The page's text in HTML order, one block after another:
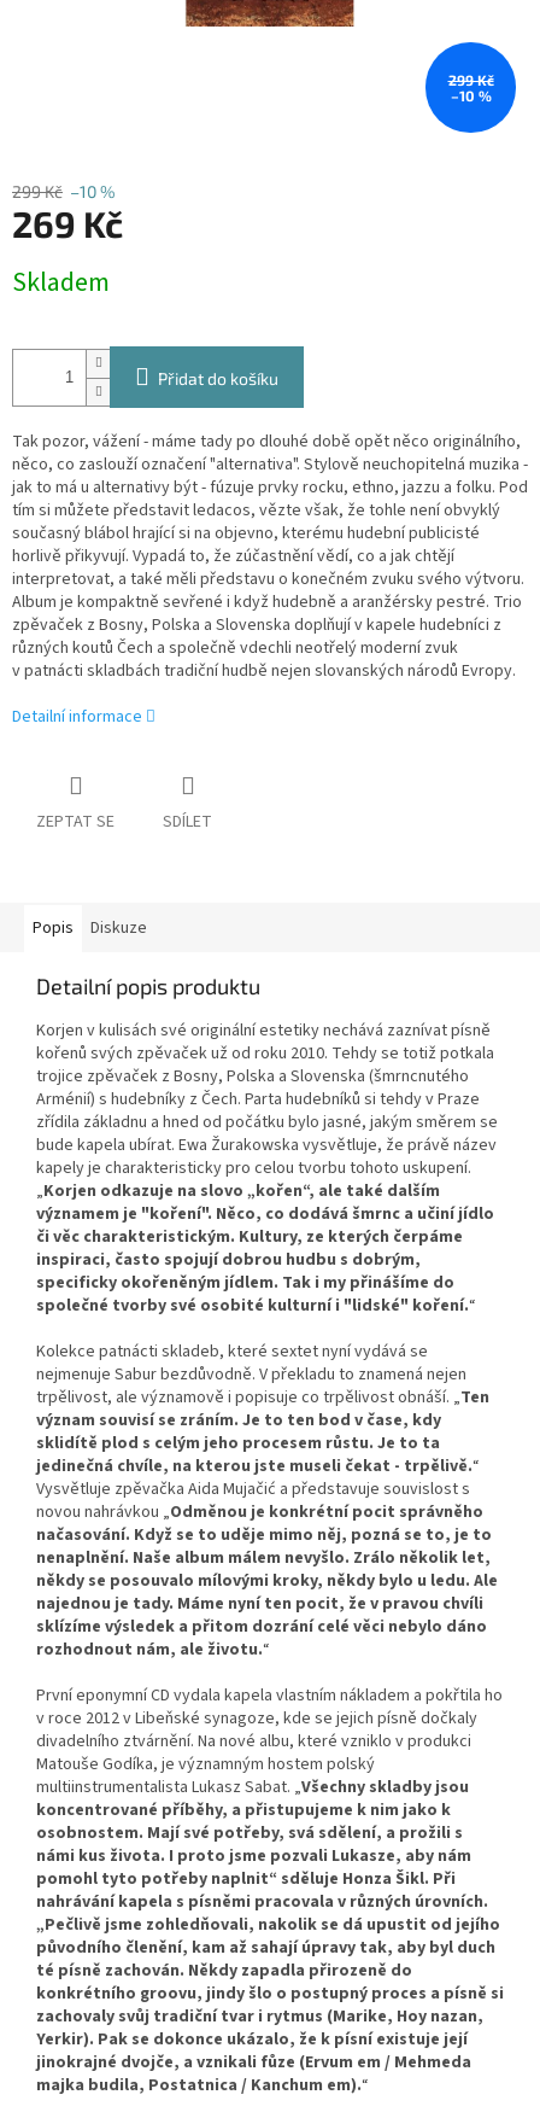
299 Kč
–10 %
299 Kč –10 %
269 Kč
cena:
Skladem
Přidat do košíku
Tak pozor, vážení - máme tady po dlouhé době opět něco originálního,
něco, co zaslouží označení "alternativa". Stylově neuchopitelná muzika -
jak to má u alternativy být - fúzuje prvky rocku, ethno, jazzu a folku. Pod
tím si můžete představit ledacos, vězte však, že tohle není obvyklý
současný blábol hrající si na objevno, kterému hudební publicisté
horlivě přikyvují. Vypadá to, že zúčastnění vědí, co a jak chtějí
interpretovat, a také měli představu o konečném zvuku svého výtvoru.
Album je kompaktně sevřené i když hudebně a aranžérsky pestré. Trio
zpěvaček z Bosny, Polska a Slovenska doplňují v kapele hudebníci z
různých koutů Čech a společně vdechli neotřelý moderní zvuk
v patnácti skladbách tradiční hudbě nejen slovanských národů Evropy.
Detailní informace
ZEPTAT SE SDÍLET
Popis Diskuze
Detailní popis produktu
Korjen v kulisách své originální estetiky nechává zaznívat písně
kořenů svých zpěvaček už od roku 2010. Tehdy se totiž potkala
trojice zpěvaček z Bosny, Polska a Slovenska (šmrncnutého
Arménií) s hudebníky z Čech. Parta hudebníků si tehdy v Praze
zřídila základnu a hned od počátku bylo jasné, jakým směrem se
bude kapela ubírat. Ewa Žurakowska vysvětluje, že právě název
kapely je charakteristicky pro celou tvorbu tohoto uskupení.
„Korjen odkazuje na slovo „kořen“, ale také dalším
významem je "koření". Něco, co dodává šmrnc a učiní jídlo
či věc charakteristickým. Kultury, ze kterých čerpáme
inspiraci, často spojují dobrou hudbu s dobrým,
specificky okořeněným jídlem. Tak i my přinášíme do
společné tvorby své osobité kulturní i "lidské" koření.“
Kolekce patnácti skladeb, které sextet nyní vydává se
nejmenuje Sabur bezdůvodně. V překladu to znamená nejen
trpělivost, ale významově i popisuje co trpělivost obnáší. „Ten
význam souvisí se zráním. Je to ten bod v čase, kdy
sklidítě plod s celým jeho procesem růstu. Je to ta
jedinečná chvíle, na kterou jste museli čekat - trpělivě.“
Vysvětluje zpěvačka Aida Mujačić a představuje souvislost s
novou nahrávkou „Odměnou je konkrétní pocit správněho
načasování. Když se to uděje mimo něj, pozná se to, je to
nenaplnění. Naše album málem nevyšlo. Zrálo několik let,
někdy se posouvalo mílovými kroky, někdy bylo u ledu. Ale
najednou je tady. Máme nyní ten pocit, že v pravou chvíli
sklízíme výsledek a přitom dozrání celé věci nebylo dáno
rozhodnout nám, ale životu.“
První eponymní CD vydala kapela vlastním nákladem a pokřtila ho
v roce 2012 v Libeňské synagoze, kde se jejich písně dočkaly
divadelního ztvárnění. Na nové albu, které vzniklo v produkci
Matouše Godíka, je významným hostem polský
multiinstrumentalista Lukasz Sabat. „Všechny skladby jsou
koncentrované příběhy, a přistupujeme k nim jako k
osobnostem. Mají své potřeby, svá sdělení, a prožili s
námi kus života. I proto jsme pozvali Lukasze, aby nám
pomohl tyto potřeby naplnit“ sděluje Honza Šikl. Při
nahrávání kapela s písněmi pracovala v různých úrovních.
„Pečlivě jsme zohledňovali, nakolik se dá upustit od jejího
původního členění, kam až sahají úpravy tak, aby byl duch
té písně zachován. Někdy zapadla přirozeně do
konkrétního groovu, jindy šlo o postupný proces a písně si
zachovaly svůj tradiční tvar i rytmus (Marike, Hoy nazan,
Yerkir). Pak se dokonce ukázalo, že k písní existuje její
jinokrajné dvojče, a vznikali fůze (Ervum em / Mehmeda
majka budila, Postatnica / Kanchum em).“